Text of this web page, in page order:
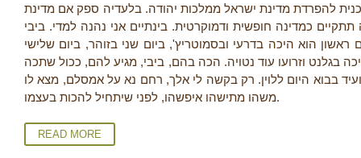
להפרדת מדינת ישראל ממלכות יהודה. בלעדיה ספק אם מדינת
כמדינה חופשית ודמוקרטית. בינתיים אני נהנה למדי. ביבי
ראשון הוא היכה בדרעי ובסמוטריץ', ביום שני בזוהר, ביום שלישי
בגלנט וזרועו עוד נטויה. הכה בהם, ביבי, מגיע להם, ככול שתכה
בבוא היום ללוין. רק בקשה לי אלך, רחם נא על אמסלם, מצא לו
משהו מתישהו איפשהו, לפני שיתחיל להכות בעצמו.
READ MORE